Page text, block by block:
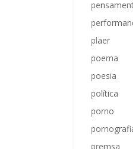
plaer
poema
poesia
política
porno
premsa